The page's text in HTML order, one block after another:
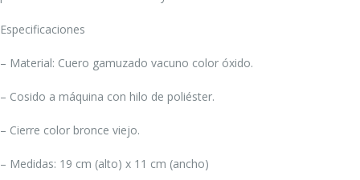
Especificaciones
– Material: Cuero gamuzado vacuno color óxido.
– Cosido a máquina con hilo de poliéster.
– Cierre color bronce viejo.
– Medidas: 19 cm (alto) x 11 cm (ancho)